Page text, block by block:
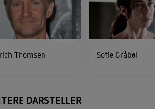
Thomsen Sofie Gråbøl
DARSTELLER